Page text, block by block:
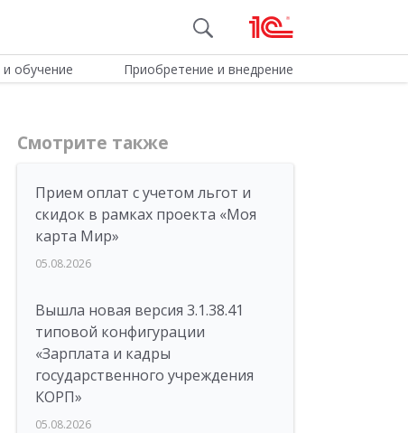
обучение Приобретение и внедрение
Смотрите также
Прием оплат с учетом льгот и
скидок в рамках проекта «Моя
карта Мир»
05.08.2026
Вышла новая версия 3.1.38.41
типовой конфигурации
«Зарплата и кадры
государственного учреждения
КОРП»
05.08.2026